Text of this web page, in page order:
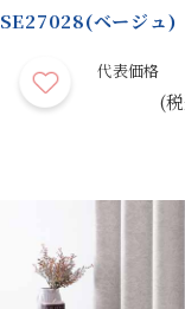
SE27028(ベージュ)
代表価格
(